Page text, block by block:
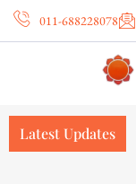
011-688228078
Latest Updates